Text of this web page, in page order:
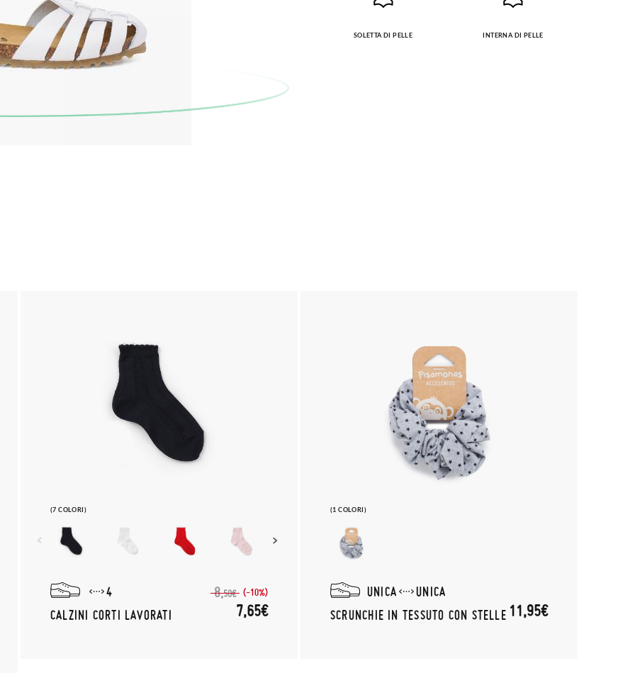
SOLETTA DI PELLE INTERNA DI PELLE
(7 COLORI)
4
CALZINI CORTI LAVORATI
8,50€ (-10%)
7,65€
(1 COLORI)
UNICA
UNICA
SCRUNCHIE IN TESSUTO CON STELLE 11,95€